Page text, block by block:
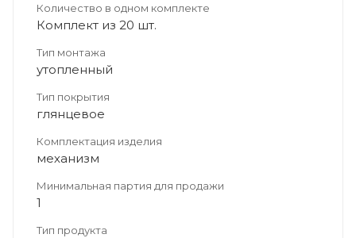
Количество в одном комплекте
Комплект из 20 шт.
Тип монтажа
утопленный
Тип покрытия
глянцевое
Комплектация изделия
механизм
Минимальная партия для продажи
1
Тип продукта